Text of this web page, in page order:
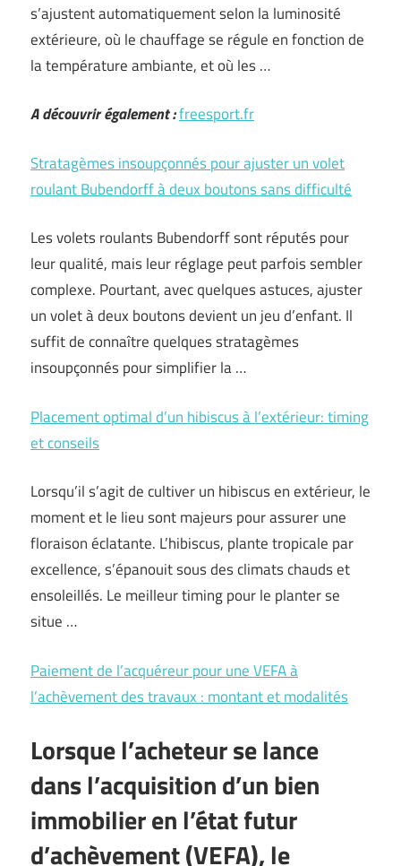
s’ajustent automatiquement selon la luminosité
extérieure, où le chauffage se régule en fonction de
la température ambiante, et où les …
A découvrir également :freesport.fr
Stratagèmes insoupçonnés pour ajuster un volet
roulant Bubendorff à deux boutons sans difficulté
Les volets roulants Bubendorff sont réputés pour
leur qualité, mais leur réglage peut parfois sembler
complexe. Pourtant, avec quelques astuces, ajuster
un volet à deux boutons devient un jeu d’enfant. Il
suffit de connaître quelques stratagèmes
insoupçonnés pour simplifier la …
Placement optimal d’un hibiscus à l’extérieur: timing
et conseils
Lorsqu’il s’agit de cultiver un hibiscus en extérieur, le
moment et le lieu sont majeurs pour assurer une
floraison éclatante. L’hibiscus, plante tropicale par
excellence, s’épanouit sous des climats chauds et
ensoleillés. Le meilleur timing pour le planter se
situe …
Paiement de l’acquéreur pour une VEFA à
l’achèvement des travaux : montant et modalités
Lorsque l’acheteur se lance
dans l’acquisition d’un bien
immobilier en l’état futur
d’achèvement (VEFA), le